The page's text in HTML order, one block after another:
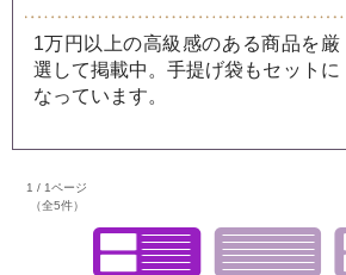
初盆
価格で探す
1万円以上の高級感のある商品を厳
選して掲載中。手提げ袋もセットに
なっています。
1 / 1ページ
（全5件）